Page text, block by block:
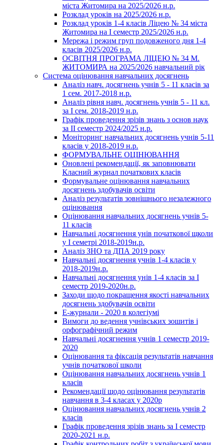
міста Житомира на 2025/2026 н.р.
Розклад уроків на 2025/2026 н.р.
Розклад уроків 1-4 класів Ліцею № 34 міста
Житомира на І семестр 2025/2026 н.р.
Мережа і режим груп подовженого дня 1-4
класів 2025/2026 н.р.
ОСВІТНЯ ПРОГРАМА ЛІЦЕЮ № 34 М.
ЖИТОМИРА на 2025/2026 навчальний рік
Система оцінювання навчальних досягнень
Аналіз навч. досягнень учнів 5 - 11 класів за
1 сем. 2017-2018 н.р.
Аналіз рівня навч. досягнень учнів 5 - 11 кл.
за І сем. 2018-2019 н.р.
Графік проведення зрізів знань з основ наук
за ІІ семестр 2024/2025 н.р.
Моніторинг навчальних досягнень учнів 5-11
класів у 2018-2019 н.р.
ФОРМУВАЛЬНЕ ОЦІНЮВАННЯ
Оновлені рекомендації, як заповнювати
Класний журнал початкових класів
Формувальне оцінювання навчальних
досягнень здобувачів освіти
Аналіз результатів зовнішнього незалежного
оцінювання
Оцінювання навчальних досягнень учнів 5-
11 класів
Навчальні досягнення унів початкової щколи
у І семетрі 2018-2019н.р.
Аналіз ЗНО та ДПА 2019 року
Навчальні досягнення учнів 1-4 класів у
2018-2019н.р.
Навчальні досягнення унів 1-4 класів за І
семестр 2019-2020н.р.
Заходи щодо покращення якості навчальних
досягнень здобувачів освіти
Е-журнали - 2020 в колегіумі
Вимоги до ведення учнівських зошитів і
орфографічний режим
Навчальні досягнення учнів 1 семестр 2019-
2020
Оцінювання та фіксація результатів навчання
учнів початкової школи
Оцінювання навчальних досягнень учнів 1
класів
Рекомендації щодо оцінювання результатів
навчання в 3-4 класах у 2020р
Оцінювання навчальних досягнень учнів 2
класів
Графік проведення зрізів знань за І семестр
2020-2021 н.р.